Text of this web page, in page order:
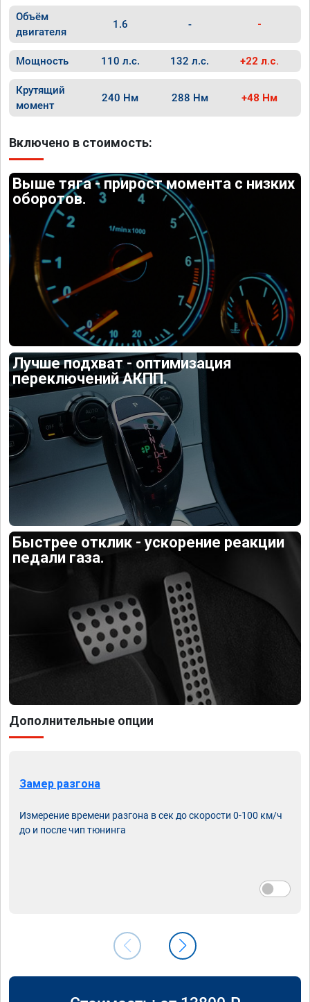
Объём
двигателя
1.6 - -
Мощность 110 л.с. 132 л.с. +22 л.с.
Крутящий
момент
240 Нм 288 Нм +48 Нм
Включено в стоимость:
Выше тяга - прирост момента с низких
оборотов.
Лучше подхват - оптимизация
переключений АКПП.
Быстрее отклик - ускорение реакции
педали газа.
Дополнительные опции
Замер разгона
Измерение времени разгона в сек до скорости 0-100 км/ч
до и после чип тюнинга